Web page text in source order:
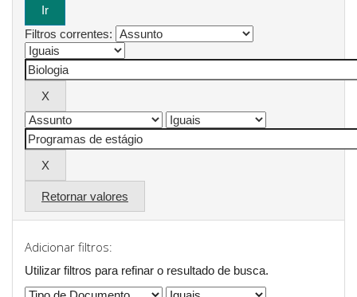
Filtros correntes:
Retornar valores
Adicionar filtros:
Utilizar filtros para refinar o resultado de busca.